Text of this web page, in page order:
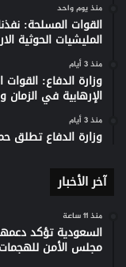
منذ يوم واحد
القوات المسلحة:
المليشيات الحوثية
منذ 3 أيام
وزارة الدفاع:
الإرهابية في الزمان
منذ 3 أيام
وزارة الدفاع تطلق
آخر الأخبار
منذ 11 ساعة
السعودية تؤكد
مجلس الأمن للهجمات